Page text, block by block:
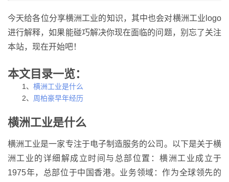
今天给各位分享横洲工业的知识，其中也会对横洲工业logo
进行解释，如果能碰巧解决你现在面临的问题，别忘了关注
本站，现在开始吧！
本文目录一览：
1、 横洲工业是什么
2、 周柏豪早年经历
横洲工业是什么
横洲工业是一家专注于电子制造服务的公司。以下是关于横
洲工业的详细解成立时间与总部位置：横洲工业成立于
1975年，总部位于中国香港。业务领域：作为全球领先的